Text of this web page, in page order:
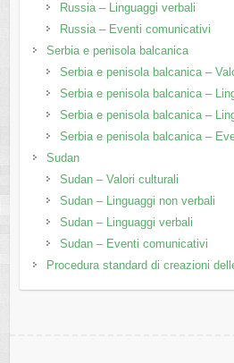
Russia – Linguaggi verbali
Russia – Eventi comunicativi
Serbia e penisola balcanica
Serbia e penisola balcanica –
Serbia e penisola balcanica –
Serbia e penisola balcanica –
Serbia e penisola balcanica –
Sudan
Sudan – Valori culturali
Sudan – Linguaggi non verbali
Sudan – Linguaggi verbali
Sudan – Eventi comunicativi
Procedura standard di creazioni